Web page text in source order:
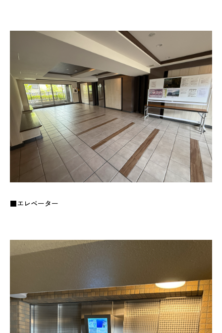
■エレベーター